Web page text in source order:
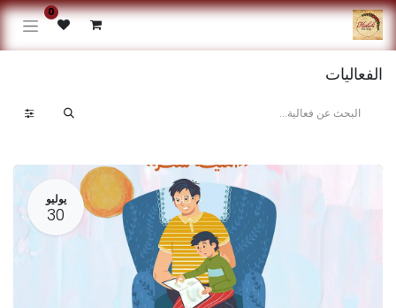
0
الفعاليات
يوليو
30